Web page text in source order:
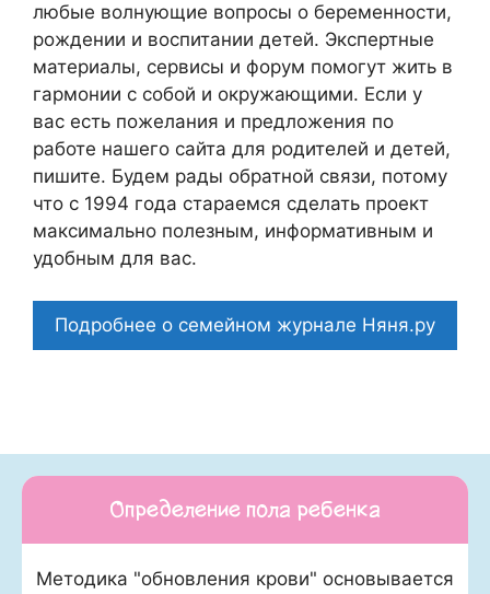
любые волнующие вопросы о беременности,
рождении и воспитании детей. Экспертные
материалы, сервисы и форум помогут жить в
гармонии с собой и окружающими. Если у
вас есть пожелания и предложения по
работе нашего сайта для родителей и детей,
пишите. Будем рады обратной связи, потому
что c 1994 года стараемся сделать проект
максимально полезным, информативным и
удобным для вас.
Подробнее о семейном журнале Няня.ру
Определение пола ребенка
Методика "обновления крови" основывается